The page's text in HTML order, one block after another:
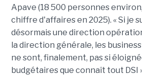
Apave (18 500 personnes
chiffre d'affaires en 2025). « Si je
désormais une direction
la direction générale, les
ne sont, finalement, pas si
budgétaires que connaît tout DSI